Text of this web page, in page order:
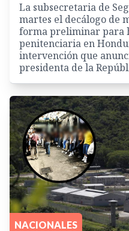
La subsecretaria de
martes el decálogo de
forma preliminar para
penitenciaria en
intervención que
presidenta de la
NACIONALES